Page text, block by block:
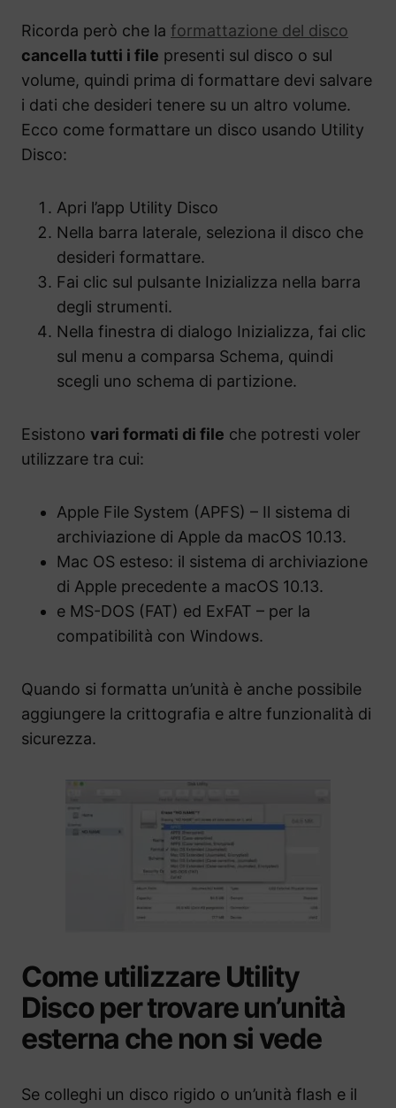
Ricorda però che la formattazione del disco
cancella tutti i file presenti sul disco o sul
volume, quindi prima di formattare devi salvare
i dati che desideri tenere su un altro volume.
Ecco come formattare un disco usando Utility
Disco:
Apri l’app Utility Disco
Nella barra laterale, seleziona il disco che
desideri formattare.
Fai clic sul pulsante Inizializza nella barra
degli strumenti.
Nella finestra di dialogo Inizializza, fai clic
sul menu a comparsa Schema, quindi
scegli uno schema di partizione.
Esistono vari formati di file che potresti voler
utilizzare tra cui:
Apple File System (APFS) – Il sistema di
archiviazione di Apple da macOS 10.13.
Mac OS esteso: il sistema di archiviazione
di Apple precedente a macOS 10.13.
e MS-DOS (FAT) ed ExFAT – per la
compatibilità con Windows.
Quando si formatta un’unità è anche possibile
aggiungere la crittografia e altre funzionalità di
sicurezza.
Come utilizzare Utility
Disco per trovare un’unità
esterna che non si vede
Se colleghi un disco rigido o un’unità flash e il